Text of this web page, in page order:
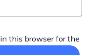
this browser for the